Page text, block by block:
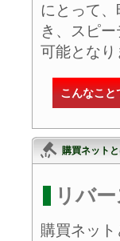
にとって
き、スピ
可能となり
こんなこと
購買ネットと
リバ
購買ネッ